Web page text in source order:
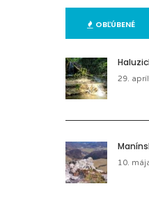
OBĽÚBENÉ
29.
10.